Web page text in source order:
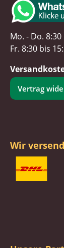
Mo. - Do.
Fr. 8:30 bis
Vertrag
Wir